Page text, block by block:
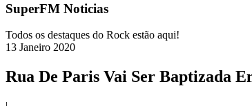
SuperFM Noticias
Todos os destaques do Rock estão aqui!
13 Janeiro 2020
Rua De Paris Vai Ser Baptizada